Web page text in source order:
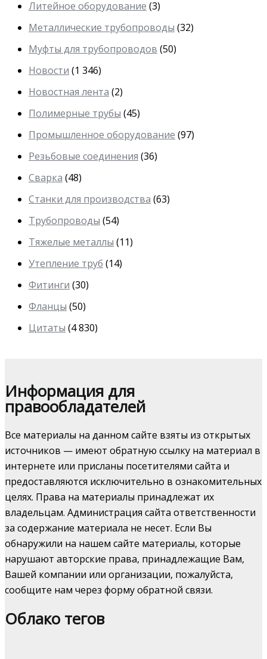
Литейное оборудование (3)
Металлические трубопроводы (32)
Муфты для трубопроводов (50)
Новости (1 346)
Новостная лента (2)
Полимерные трубы (45)
Промышленное оборудование (97)
Резьбовые соединения (36)
Сварка (48)
Станки для производства (63)
Трубопроводы (54)
Тяжелые металлы (11)
Утепление труб (14)
Фитинги (30)
Фланцы (50)
Цитаты (4 830)
Информация для
правообладателей
Все материалы на данном сайте взяты из открытых
источников — имеют обратную ссылку на материал в
интернете или присланы посетителями сайта и
предоставляются исключительно в ознакомительных
целях. Права на материалы принадлежат их
владельцам. Администрация сайта ответственности
за содержание материала не несет. Если Вы
обнаружили на нашем сайте материалы, которые
нарушают авторские права, принадлежащие Вам,
Вашей компании или организации, пожалуйста,
сообщите нам через форму обратной связи.
Облако тегов